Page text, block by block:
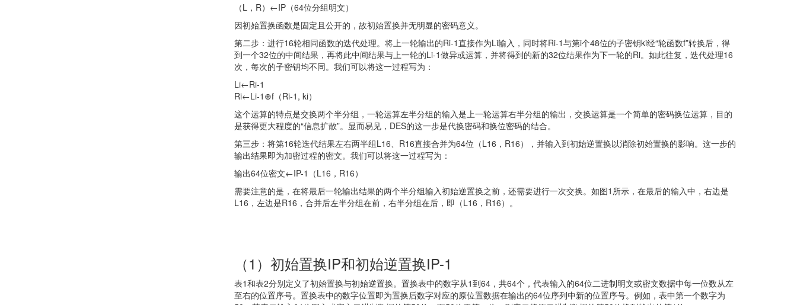
（L，R）←IP（64位分组明文）
因初始置换函数是固定且公开的，故初始置换并无明显的密码意义。
第二步：进行16轮相同函数的迭代处理。将上一轮输出的Ri-1直接作为Li输入，同时将Ri-1与第i个48位的子密钥ki经“轮函数f”转换后，得
到一个32位的中间结果，再将此中间结果与上一轮的Li-1做异或运算，并将得到的新的32位结果作为下一轮的Ri。如此往复，迭代处理16
次，每次的子密钥均不同。我们可以将这一过程写为：
Li←Ri-1
Ri←Li-1⊕f（Ri-1, ki）
这个运算的特点是交换两个半分组，一轮运算左半分组的输入是上一轮运算右半分组的输出，交换运算是一个简单的密码换位运算，目的
是获得更大程度的“信息扩散”。显而易见，DES的这一步是代换密码和换位密码的结合。
第三步：将第16轮迭代结果左右两半组L16、R16直接合并为64位（L16，R16），并输入到初始逆置换以消除初始置换的影响。这一步的
输出结果即为加密过程的密文。我们可以将这一过程写为：
输出64位密文←IP-1（L16，R16）
需要注意的是，在将最后一轮输出结果的两个半分组输入初始逆置换之前，还需要进行一次交换。如图1所示，在最后的输入中，右边是
L16，左边是R16，合并后左半分组在前，右半分组在后，即（L16，R16）。
（1）初始置换IP和初始逆置换IP-1
表1和表2分别定义了初始置换与初始逆置换。置换表中的数字从1到64，共64个，代表输入的64位二进制明文或密文数据中每一位数从左
至右的位置序号。置换表中的数字位置即为置换后数字对应的原位置数据在输出的64位序列中新的位置序号。例如，表中第一个数字为